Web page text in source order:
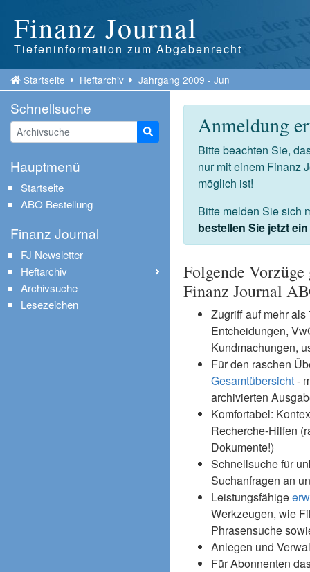
Finanz Journal
Tiefeninformation zum Abgabenrecht
Startseite Heftarchiv Jahrgang 2009 - Jun
Anmeldung
Bitte beachten Sie,
nur mit einem Finanz
möglich ist!
Bitte melden Sie sich
bestellen Sie jetzt
Folgende
Finanz Journal
Zugriff auf mehr
Entcheidungen,
Kundmachungen,
Für den raschen
Gesamtübersicht-
archivierten
Komfortabel:
Recherche-Hilfen
Dokumente!)
Schnellsuche für
Suchanfragen an
Leistungsfähige
Werkzeugen, wie
Phrasensuche
Anlegen und
Für Abonnenten
Schnellsuche
Suche starten
Hauptmenü
Startseite
ABO Bestellung
Finanz Journal
FJ Newsletter
Heftarchiv
Archivsuche
Lesezeichen